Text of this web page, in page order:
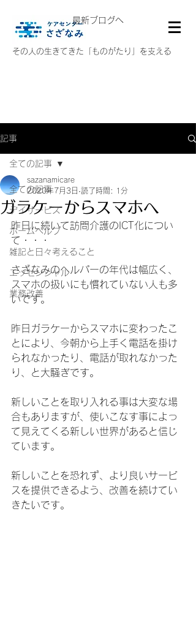
その人の生きてきた「ものがたり」を支える
最新ブログへ
記事
全ての記事
デイサービス
ホームヘルプ
雑記と日々考えること
エッセンシャル
業務改善
全ての記事
ガラケーからスマホへ
sazanamicare
2020年7月3日 読了時間: 1分
昨日に続いて訪問介護のICT化につい
て・・・
さざなみのヘルパーの年代は幅広く、
スマホの扱いにも慣れていない人も多
いです。
昨日ガラケーからスマホに変わったこ
とにより、今朝から上手く電話を掛け
られなかったり、電話が取れなかった
り、と大騒ぎです。
新しいことを取り入れる事は大変な場
合もありますが、使いこなす事によっ
て見えてくる新しい世界があると信じ
ています。
新しいことを恐れず、より良いサービ
スを提供できるよう、改善を続けてい
きたいです。